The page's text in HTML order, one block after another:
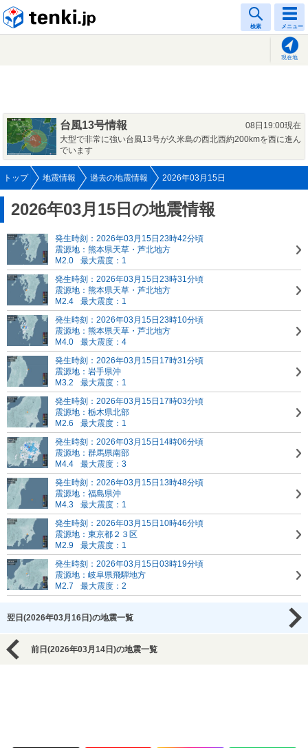
検索 メニュー
現在地
台風13号情報
08日19:00現在
大型で非常に強い台風13号が久米島の西北西約200kmを西に進ん
でいます
トップ 地震情報 過去の地震情報 2026年03月15日
2026年03月15日の地震情報
発生時刻：2026年03月15日23時42分頃
震源地：熊本県天草・芦北地方
M2.0
最大震度：1
発生時刻：2026年03月15日23時31分頃
震源地：熊本県天草・芦北地方
M2.4
最大震度：1
発生時刻：2026年03月15日23時10分頃
震源地：熊本県天草・芦北地方
M4.0
最大震度：4
発生時刻：2026年03月15日17時31分頃
震源地：岩手県沖
M3.2
最大震度：1
発生時刻：2026年03月15日17時03分頃
震源地：栃木県北部
M2.6
最大震度：1
発生時刻：2026年03月15日14時06分頃
震源地：群馬県南部
M4.4
最大震度：3
発生時刻：2026年03月15日13時48分頃
震源地：福島県沖
M4.3
最大震度：1
発生時刻：2026年03月15日10時46分頃
震源地：東京都２３区
M2.9
最大震度：1
発生時刻：2026年03月15日03時19分頃
震源地：岐阜県飛騨地方
M2.7
最大震度：2
翌日(2026年03月16日)の地震一覧
前日(2026年03月14日)の地震一覧